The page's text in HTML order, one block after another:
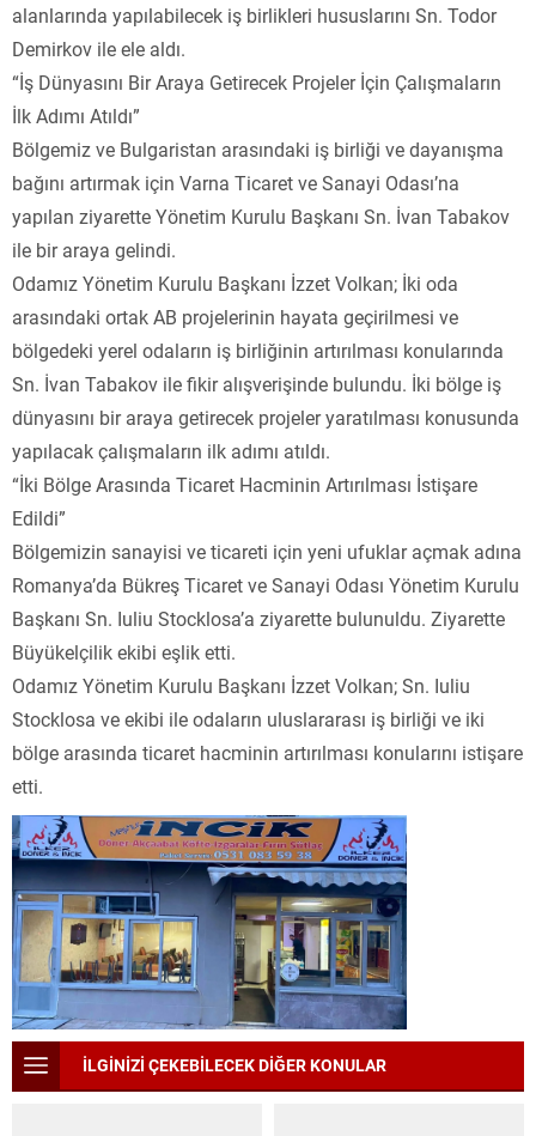
alanlarında yapılabilecek iş birlikleri hususlarını Sn. Todor
Demirkov ile ele aldı.
“İş Dünyasını Bir Araya Getirecek Projeler İçin Çalışmaların
İlk Adımı Atıldı”
Bölgemiz ve Bulgaristan arasındaki iş birliği ve dayanışma
bağını artırmak için Varna Ticaret ve Sanayi Odası’na
yapılan ziyarette Yönetim Kurulu Başkanı Sn. İvan Tabakov
ile bir araya gelindi.
Odamız Yönetim Kurulu Başkanı İzzet Volkan; İki oda
arasındaki ortak AB projelerinin hayata geçirilmesi ve
bölgedeki yerel odaların iş birliğinin artırılması konularında
Sn. İvan Tabakov ile fikir alışverişinde bulundu. İki bölge iş
dünyasını bir araya getirecek projeler yaratılması konusunda
yapılacak çalışmaların ilk adımı atıldı.
“İki Bölge Arasında Ticaret Hacminin Artırılması İstişare
Edildi”
Bölgemizin sanayisi ve ticareti için yeni ufuklar açmak adına
Romanya’da Bükreş Ticaret ve Sanayi Odası Yönetim Kurulu
Başkanı Sn. Iuliu Stocklosa’a ziyarette bulunuldu. Ziyarette
Büyükelçilik ekibi eşlik etti.
Odamız Yönetim Kurulu Başkanı İzzet Volkan; Sn. Iuliu
Stocklosa ve ekibi ile odaların uluslararası iş birliği ve iki
bölge arasında ticaret hacminin artırılması konularını istişare
etti.
İLGİNİZİ ÇEKEBİLECEK DİĞER KONULAR